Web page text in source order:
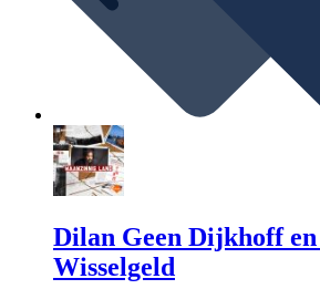
Dilan Geen Dijkhoff
Wisselgeld